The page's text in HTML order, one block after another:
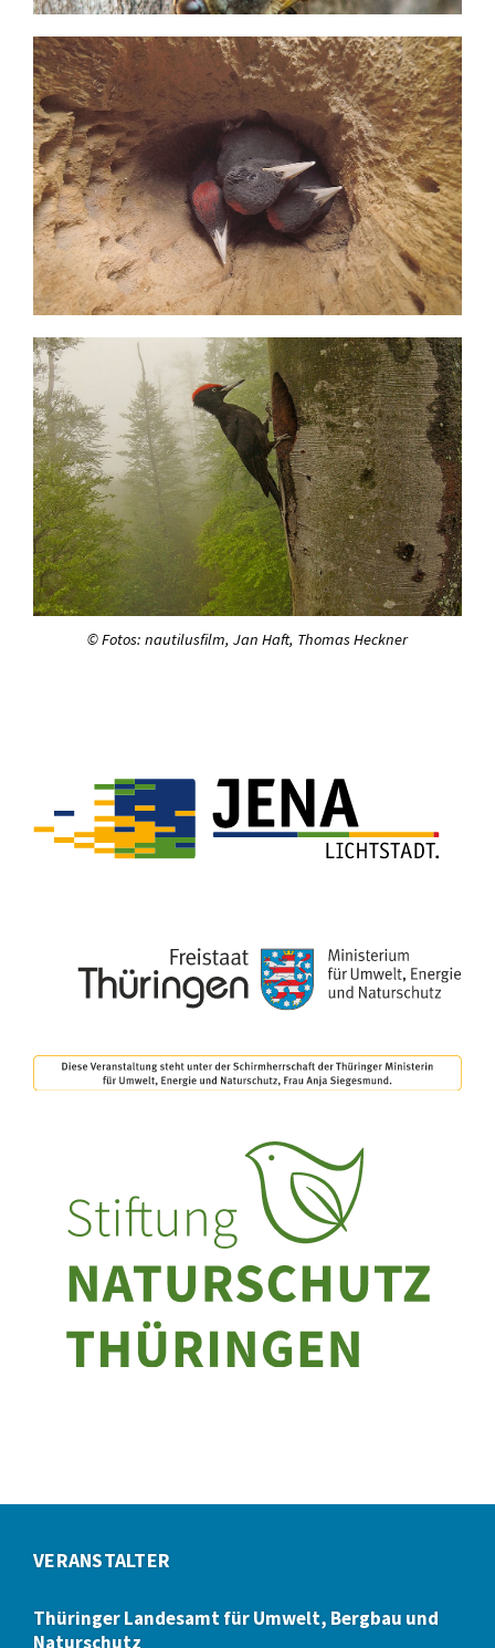
© Fotos: nautilusfilm, Jan Haft, Thomas Heckner
VERANSTALTER
Thüringer Landesamt für Umwelt, Bergbau und
Naturschutz